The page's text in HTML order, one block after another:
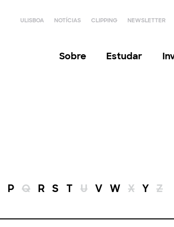
ULISBOA NOTÍCIAS CLIPPING NEWSLETTER
Sobre Estudar
P Q R S T U V W X Y Z